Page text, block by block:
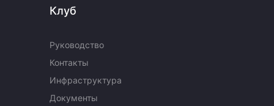
Клуб
Руководство
Контакты
Инфраструктура
Документы